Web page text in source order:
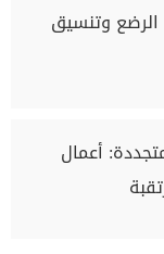
الرضع وتنسيق
أعمال